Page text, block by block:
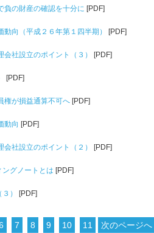
負の財産の確認を十分に [PDF]
動向（平成２６年第１四半期） [PDF]
会社設立のポイント（３） [PDF]
[PDF]
権が損益通算不可へ [PDF]
動向 [PDF]
会社設立のポイント（２） [PDF]
グノートとは [PDF]
） [PDF]
7 8 9 10 11 次のページへ